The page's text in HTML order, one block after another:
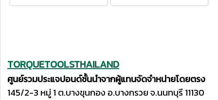
TORQUETOOLSTHAILAND
ศูนย์รวมประแจปอนด์ชั้นนำจากผู้แทนจัดจำหน่ายโดยตรง
145/2-3 หมู่ 1 ต.บางขุนกอง อ.บางกรวย จ.นนทบุรี 11130